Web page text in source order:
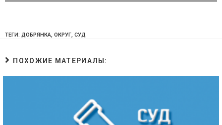
ТЕГИ: ДОБРЯНКА, ОКРУГ, СУД
ПОХОЖИЕ МАТЕРИАЛЫ: